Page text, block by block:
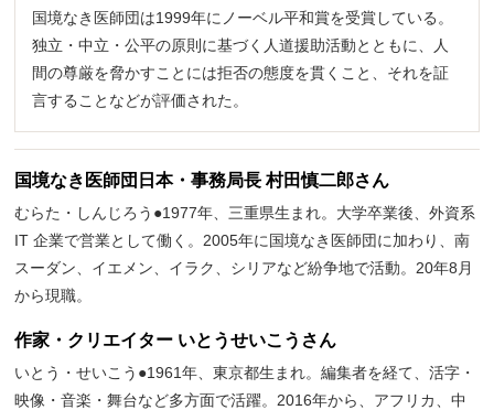
国境なき医師団は1999年にノーベル平和賞を受賞している。
独立・中立・公平の原則に基づく人道援助活動とともに、人
間の尊厳を脅かすことには拒否の態度を貫くこと、それを証
言することなどが評価された。
国境なき医師団日本・事務局長 村田慎二郎さん
むらた・しんじろう●1977年、三重県生まれ。大学卒業後、外資系
IT 企業で営業として働く。2005年に国境なき医師団に加わり、南
スーダン、イエメン、イラク、シリアなど紛争地で活動。20年8月
から現職。
作家・クリエイター いとうせいこうさん
いとう・せいこう●1961年、東京都生まれ。編集者を経て、活字・
映像・音楽・舞台など多方面で活躍。2016年から、アフリカ、中